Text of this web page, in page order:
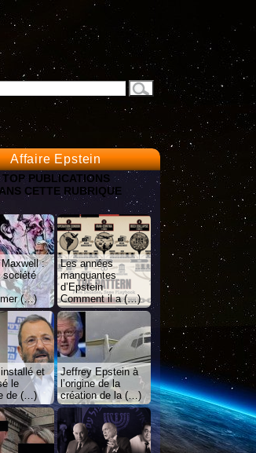
Affaire Epstein
TOP PUBLICATIONS
CETTE RUBRIQUE
:
société
(…)
Les années
manquantes
d’Epstein
Comment il a (…)
installé et
le
de (…)
Jeffrey Epstein à
l’origine de la
création de la (…)